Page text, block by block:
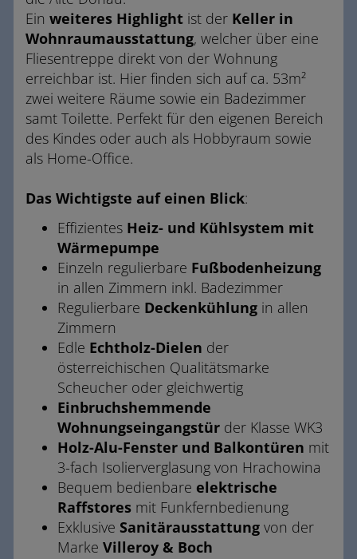
Ein weiteres Highlight ist der Keller in
Wohnraumausstattung, welcher über eine
Fliesentreppe direkt von der Wohnung
erreichbar ist. Hier finden sich auf ca. 53m²
zwei weitere Räume sowie ein Badezimmer
samt Toilette. Perfekt für den eigenen Bereich
des Kindes oder auch als Hobbyraum sowie
als Home-Office.
Das Wichtigste auf einen Blick:
Effizientes Heiz- und Kühlsystem mit
Wärmepumpe
Einzeln regulierbare Fußbodenheizung
in allen Zimmern inkl. Badezimmer
Regulierbare Deckenkühlung in allen
Zimmern
Edle Echtholz-Dielen der
österreichischen Qualitätsmarke
Scheucher oder gleichwertig
Einbruchshemmende
Wohnungseingangstür der Klasse WK3
Holz-Alu-Fenster und Balkontüren mit
3-fach Isolierverglasung von Hrachowina
Bequem bedienbare elektrische
Raffstores mit Funkfernbedienung
Exklusive Sanitärausstattung von der
Marke Villeroy & Boch